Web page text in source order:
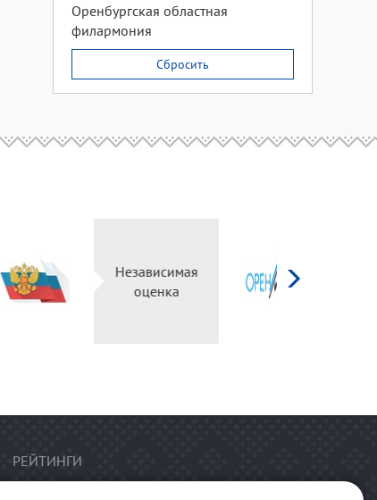
Оренбургская областная
филармония
Сбросить
Независимая
РЕЙТИНГИ